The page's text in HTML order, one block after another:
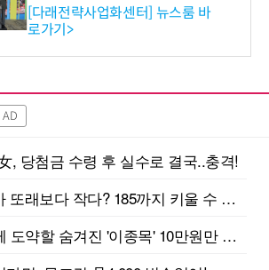
와의 비즈니스 미팅 지원…K
-바이오 해외 진출 교두보 확
보
[다래전략사업화센터] 뉴스룸 바
로가기>
AD